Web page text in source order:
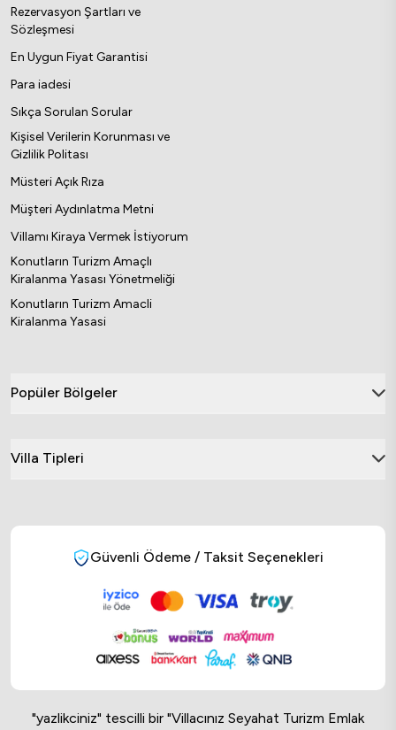
Rezervasyon Şartları ve
Sözleşmesi
En Uygun Fiyat Garantisi
Para iadesi
Sıkça Sorulan Sorular
Kişisel Verilerin Korunması ve
Gizlilik Politası
Müsteri Açık Rıza
Müşteri Aydınlatma Metni
Villamı Kiraya Vermek İstiyorum
Konutların Turizm Amaçlı
Kiralanma Yasası Yönetmeliği
Konutların Turizm Amacli
Kiralanma Yasasi
Popüler Bölgeler
Villa Tipleri
Güvenli Ödeme / Taksit Seçenekleri
"yazlikciniz" tescilli bir "Villacınız Seyahat Turizm Emlak